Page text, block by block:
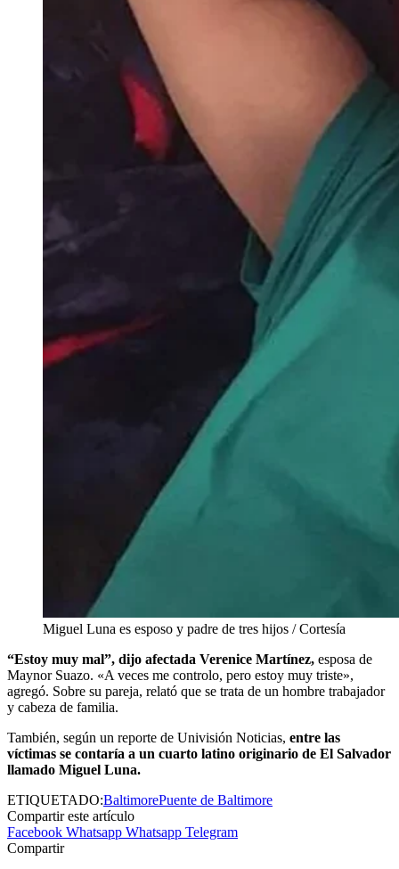
Miguel Luna es esposo y padre de tres hijos / Cortesía
“Estoy muy mal”, dijo afectada Verenice Martínez, esposa de
Maynor Suazo. «A veces me controlo, pero estoy muy triste»,
agregó. Sobre su pareja, relató que se trata de un hombre trabajador
y cabeza de familia.
También, según un reporte de Univisión Noticias, entre las
víctimas se contaría a un cuarto latino originario de El Salvador
llamado Miguel Luna.
ETIQUETADO:BaltimorePuente de Baltimore
Compartir este artículo
Facebook Whatsapp Whatsapp Telegram
Compartir